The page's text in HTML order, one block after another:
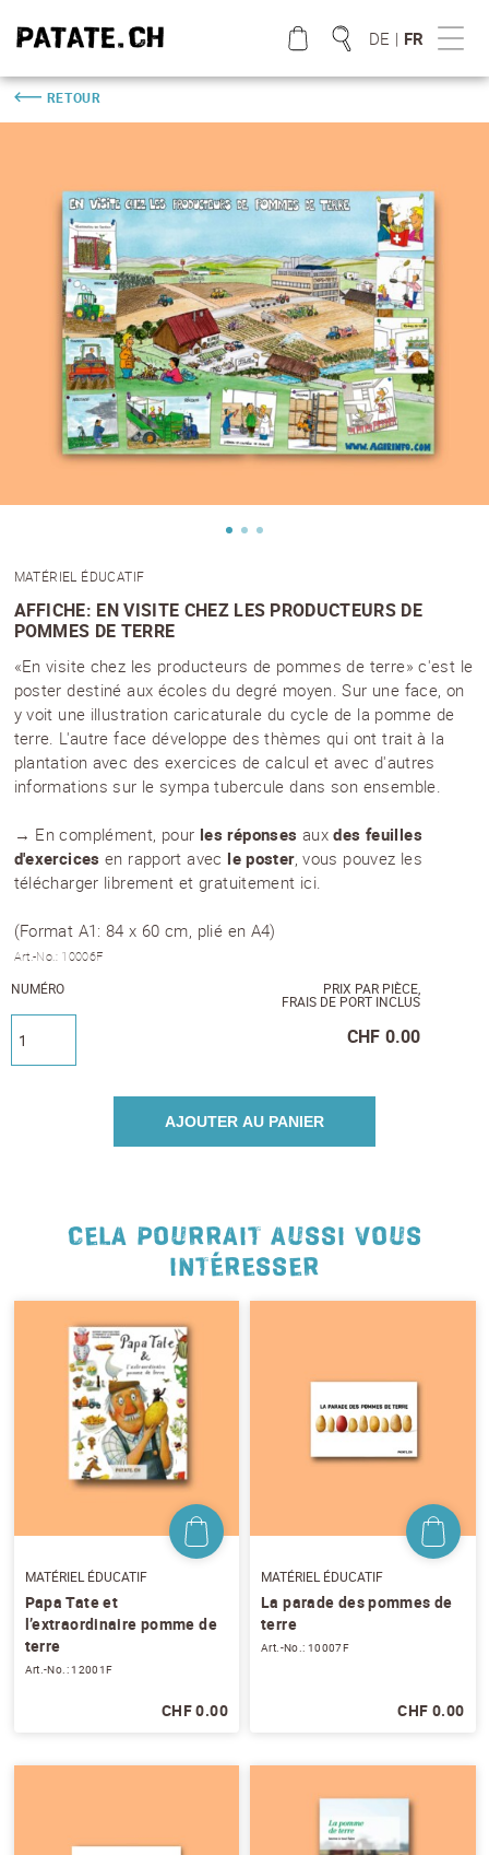
DE | FR
RETOUR
AFFICHE: EN VISITE CHEZ LES PRODUCTEURS DE
POMMES DE TERRE
MATÉRIEL ÉDUCATIF
«En visite chez les producteurs de pommes de terre» c'est le
poster destiné aux écoles du degré moyen. Sur une face, on
y voit une illustration caricaturale du cycle de la pomme de
terre. L'autre face développe des thèmes qui ont trait à la
plantation avec des exercices de calcul et avec d'autres
informations sur le sympa tubercule dans son ensemble.
→ En complément, pour les réponses auxdes feuilles
d'exercices en rapport avec le poster, vous pouvez les
télécharger librement et gratuitement ici.
(Format A1: 84 x 60 cm, plié en A4)
Art.-No.: 10006F
NUMÉRO PRIX PAR PIÈCE,
FRAIS DE PORT INCLUS
CHF 0.00
AJOUTER AU PANIER
CELA POURRAIT AUSSI VOUS
INTÉRESSER
Papa Tate et
l’extraordinaire pomme de
terre
Art.-No.: 12001F
MATÉRIEL ÉDUCATIF
CHF 0.00
La parade des pommes de
terre
Art.-No.: 10007F
MATÉRIEL ÉDUCATIF
CHF 0.00
QUE CHERCHEZ VOUS?
NEWSLETTER
Inscrivez-vous et recevez 12 fois par an les
nouvelles sur les pommes de terre.
TITRE(OPTIONAL)
Veuillez choisir...
PRÉNOM